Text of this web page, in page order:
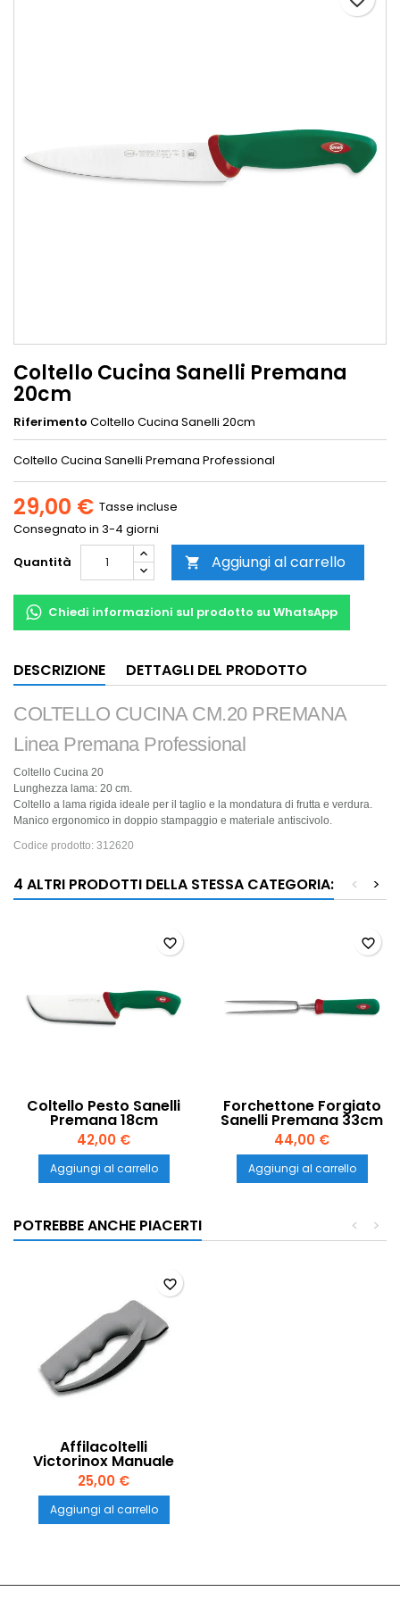
Coltello Cucina Sanelli Premana
20cm
Riferimento Coltello Cucina Sanelli 20cm
Coltello Cucina Sanelli Premana Professional
29,00 € Tasse incluse
Consegnato in 3-4 giorni
Quantità
 Aggiungi al carrello
Chiedi informazioni sul prodotto su WhatsApp
DESCRIZIONE DETTAGLI DEL PRODOTTO
COLTELLO CUCINA CM.20 PREMANA
Linea Premana Professional
Coltello Cucina 20
Lunghezza lama: 20 cm.
Coltello a lama rigida ideale per il taglio e la mondatura di frutta e verdura.
Manico ergonomico in doppio stampaggio e materiale antiscivolo.
Codice prodotto: 312620
4 ALTRI PRODOTTI DELLA STESSA CATEGORIA: >
<
Coltello Pesto Sanelli
Premana 18cm
42,00 €
Aggiungi al carrello
favorite_border
Forchettone Forgiato
Sanelli Premana 33cm
44,00 €
Aggiungi al carrello
favorite_border
POTREBBE ANCHE PIACERTI >
<
Affilacoltelli
Victorinox Manuale
v7.8715
25,00 €
Aggiungi al carrello
favorite_border